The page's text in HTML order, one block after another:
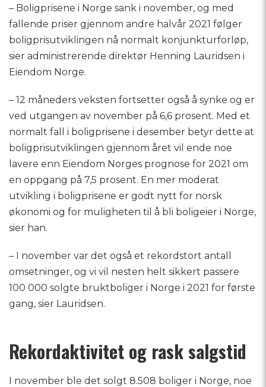
– Boligprisene i Norge sank i november, og med
fallende priser gjennom andre halvår 2021 følger
boligprisutviklingen nå normalt konjunkturforløp,
sier administrerende direktør Henning Lauridsen i
Eiendom Norge.
– 12 måneders veksten fortsetter også å synke og er
ved utgangen av november på 6,6 prosent. Med et
normalt fall i boligprisene i desember betyr dette at
boligprisutviklingen gjennom året vil ende noe
lavere enn Eiendom Norges prognose for 2021 om
en oppgang på 7,5 prosent. En mer moderat
utvikling i boligprisene er godt nytt for norsk
økonomi og for muligheten til å bli boligeier i Norge,
sier han.
– I november var det også et rekordstort antall
omsetninger, og vi vil nesten helt sikkert passere
100 000 solgte bruktboliger i Norge i 2021 for første
gang, sier Lauridsen.
Rekordaktivitet og rask salgstid
I november ble det solgt 8.508 boliger i Norge, noe